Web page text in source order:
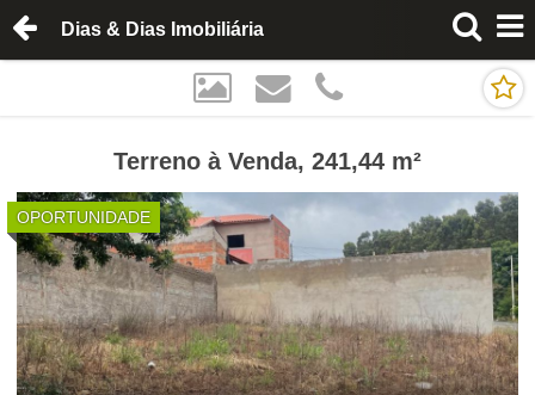
Dias & Dias Imobiliária
Terreno à Venda, 241,44 m²
OPORTUNIDADE